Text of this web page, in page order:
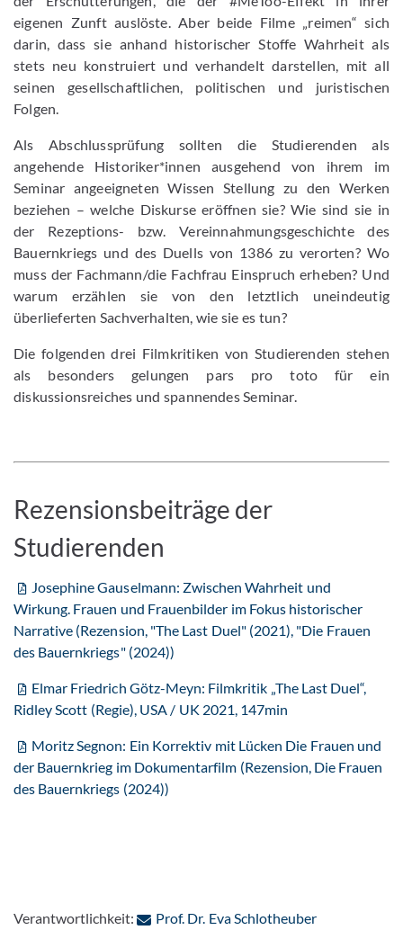
eigenen Zunft auslöste. Aber beide Filme „reimen“ sich
darin, dass sie anhand historischer Stoffe Wahrheit als
stets neu konstruiert und verhandelt darstellen, mit all
seinen gesellschaftlichen, politischen und juristischen
Folgen.
Als Abschlussprüfung sollten die Studierenden als
angehende Historiker*innen ausgehend von ihrem im
Seminar angeeigneten Wissen Stellung zu den Werken
beziehen – welche Diskurse eröffnen sie? Wie sind sie in
der Rezeptions- bzw. Vereinnahmungsgeschichte des
Bauernkriegs und des Duells von 1386 zu verorten? Wo
muss der Fachmann/die Fachfrau Einspruch erheben? Und
warum erzählen sie von den letztlich uneindeutig
überlieferten Sachverhalten, wie sie es tun?
Die folgenden drei Filmkritiken von Studierenden stehen
als besonders gelungen pars pro toto für ein
diskussionsreiches und spannendes Seminar.
Rezensionsbeiträge der
Studierenden
Josephine Gauselmann: Zwischen Wahrheit und
Wirkung. Frauen und Frauenbilder im Fokus historischer
Narrative (Rezension, "The Last Duel" (2021), "Die Frauen
des Bauernkriegs" (2024))
Elmar Friedrich Götz-Meyn: Filmkritik „The Last Duel“,
Ridley Scott (Regie), USA / UK 2021, 147min
Moritz Segnon: Ein Korrektiv mit Lücken Die Frauen und
der Bauernkrieg im Dokumentarfilm (Rezension, Die Frauen
des Bauernkriegs (2024))
Verantwortlichkeit: Prof. Dr. Eva Schlotheuber: Per E-Mail